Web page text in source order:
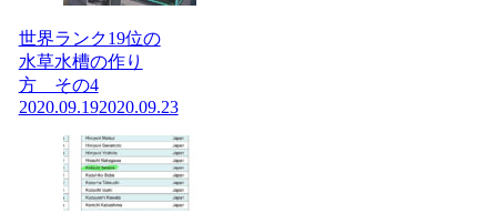
世界ランク19位の
水草水槽の作り
方 その4
2020.09.192020.09.23